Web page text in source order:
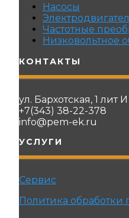
Насосы
Частотные
Низковольтное
КОНТАКТЫ
ул. Бархотская, 1 лит И
+7(343) 38-22-378
info@pem-ek.ru
УСЛУГИ
Сервис
Политика обработки